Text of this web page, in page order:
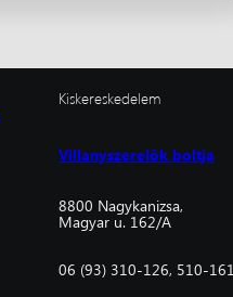
Kiskereskedelem
Villanyszerelők boltja
8800 Nagykanizsa,
Magyar u. 162/A
06 (93) 310-126, 510-161